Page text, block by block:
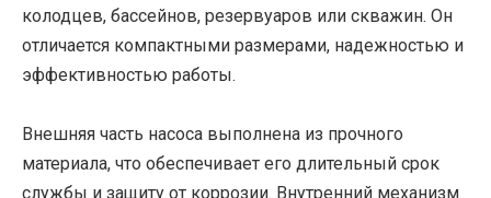
колодцев, бассейнов, резервуаров или скважин. Он
отличается компактными размерами, надежностью и
эффективностью работы.
Внешняя часть насоса выполнена из прочного
материала, что обеспечивает его длительный срок
службы и защиту от коррозии. Внутренний механизм